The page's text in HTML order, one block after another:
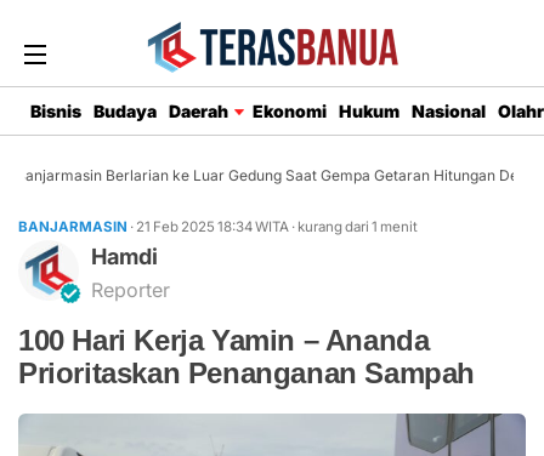
Bisnis Budaya Daerah Ekonomi Hukum Nasional
Banjarmasin Berlarian ke Luar Gedung Saat Gempa Getaran Hitungan Detik
BANJARMASIN · 21 Feb 2025 18:34WITA · kurang dari 1 menit
Hamdi
Reporter
100 Hari Kerja Yamin – Ananda
Prioritaskan Penanganan Sampah